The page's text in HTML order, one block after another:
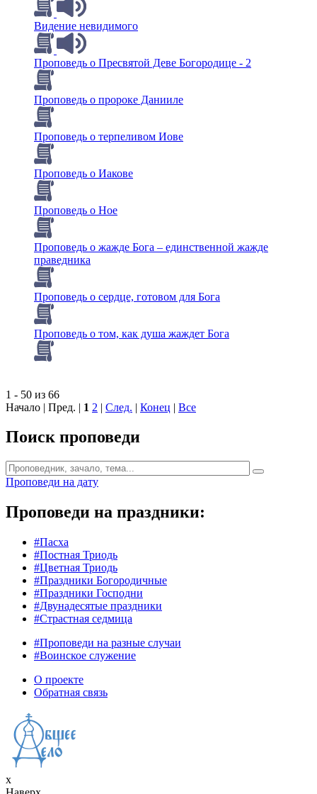
Видение невидимого
Проповедь о Пресвятой Деве Богородице - 2
Проповедь о пророке Данииле
Проповедь о терпеливом Иове
Проповедь о Иакове
Проповедь о Ное
Проповедь о жажде Бога – единственной жажде
праведника
Проповедь о сердце, готовом для Бога
Проповедь о том, как душа жаждет Бога
1 - 50 из 66
Начало | Пред. | 1 2 | След. | Конец | Все
Поиск проповеди
Проповеди на дату
Проповеди на праздники:
#Пасха
#Постная Триодь
#Цветная Триодь
#Праздники Богородичные
#Праздники Господни
#Двунадесятые праздники
#Страстная седмица
#Проповеди на разные случаи
#Воинское служение
О проекте
Обратная связь
x